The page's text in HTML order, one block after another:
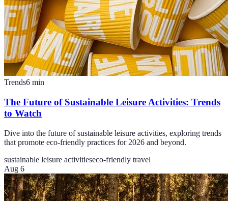
Trends6 min
The Future of Sustainable Leisure Activities: Trends
to Watch
Dive into the future of sustainable leisure activities, exploring trends
that promote eco-friendly practices for 2026 and beyond.
sustainable leisure activitieseco-friendly travel
Aug 6